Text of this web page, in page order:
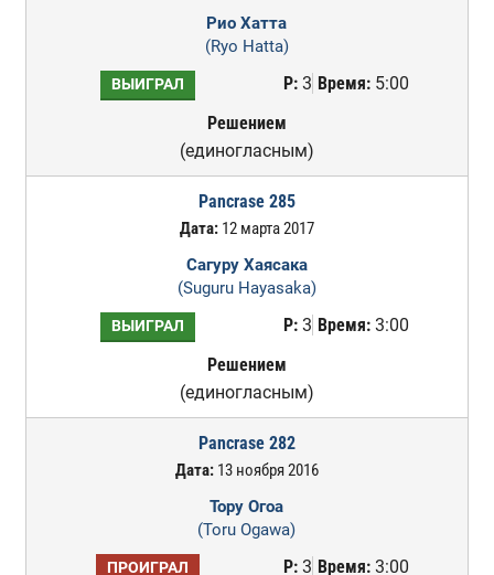
Рио Хатта
(Ryo Hatta)
ВЫИГРАЛ Р:3 Время:5:00
Решением
(единогласным)
Pancrase 285
Дата:12 марта 2017
Сагуру Хаясака
(Suguru Hayasaka)
ВЫИГРАЛ Р:3 Время:3:00
Решением
(единогласным)
Pancrase 282
Дата:13 ноября 2016
Тору Огоа
(Toru Ogawa)
ПРОИГРАЛ Р:3 Время:3:00